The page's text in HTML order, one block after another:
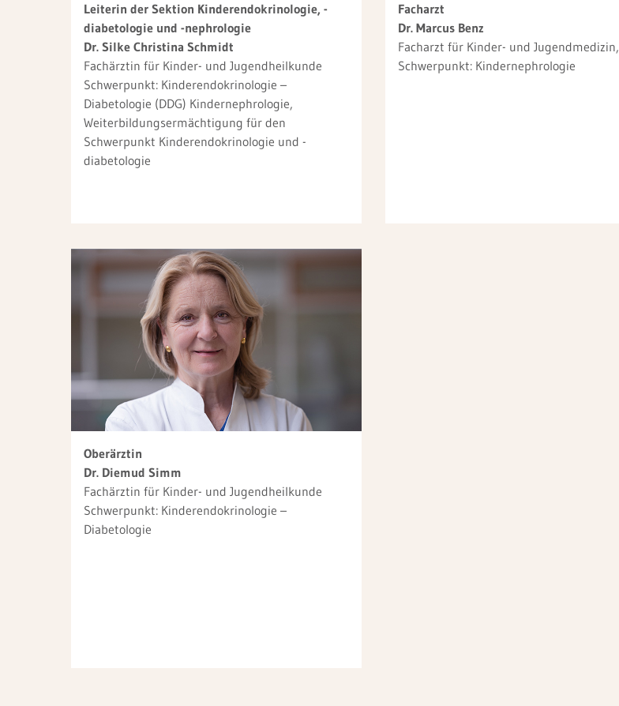
Leiterin der Sektion Kinderendokrinologie, -
diabetologie und -nephrologie
Dr. Silke Christina Schmidt
Fachärztin für Kinder- und Jugendheilkunde
Schwerpunkt: Kinderendokrinologie –
Diabetologie (DDG) Kindernephrologie,
Weiterbildungsermächtigung für den
Schwerpunkt Kinderendokrinologie und -
diabetologie
Facharzt
Dr. Marcus Benz
Facharzt für Kinder- und Jugendmedizin,
Schwerpunkt: Kindernephrologie
Oberärztin
Dr. Diemud Simm
Fachärztin für Kinder- und Jugendheilkunde
Schwerpunkt: Kinderendokrinologie –
Diabetologie